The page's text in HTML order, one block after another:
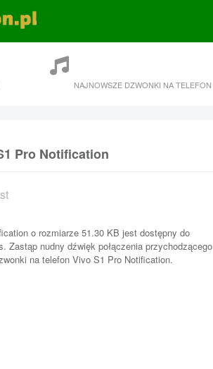
NAJNOWSZE DZWONKI NA TELEFON
Pro Notification
o rozmiarze 51.30 KB jest dostępny do
Zastąp nudny dźwięk połączenia przychodzącego
na telefon Vivo S1 Pro Notification.